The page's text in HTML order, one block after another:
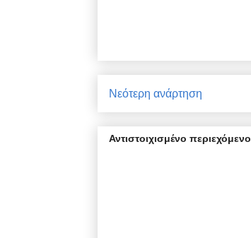
Νεότερη ανάρτηση
Αντιστοιχισμένο περιεχόμενο